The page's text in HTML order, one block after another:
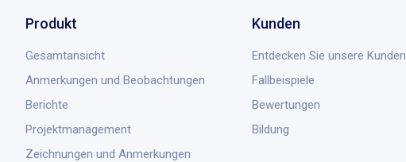
Produkt
Gesamtansicht
Anmerkungen und Beobachtungen
Berichte
Projektmanagement
Zeichnungen und Anmerkungen
Kunden
Entdecken Sie unsere Kunden
Fallbeispiele
Bewertungen
Bildung